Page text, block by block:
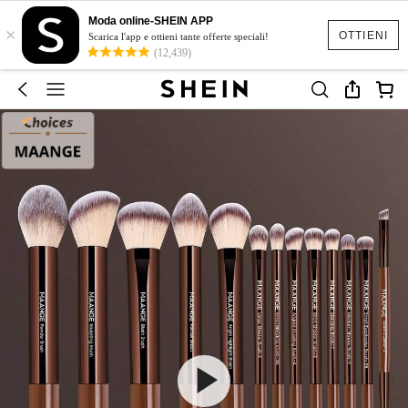
OTTIENI
×
Moda online-SHEIN APP
Scarica l'app e ottieni tante offerte speciali!
(12,439)